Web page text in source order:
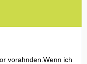
vorahnden.Wenn ich